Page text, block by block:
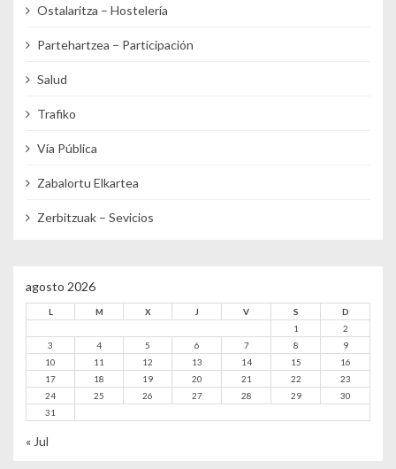
Ostalaritza – Hostelería
Partehartzea – Participación
Salud
Trafiko
Vía Pública
Zabalortu Elkartea
Zerbitzuak – Sevicios
agosto 2026
L M X J V S
D
1
2
3
4 5 6 7 8
9
10
11 12 13 14 15
16
17
18 19 20 21 22
23
24
25 26 27 28 29
30
31
« Jul